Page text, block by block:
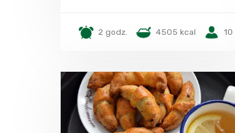
2 godz. 4505 kcal 10